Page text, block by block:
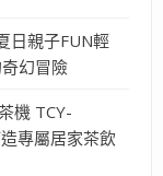
日親子FUN輕
幻冒險
機 TCY-
專屬居家茶飲